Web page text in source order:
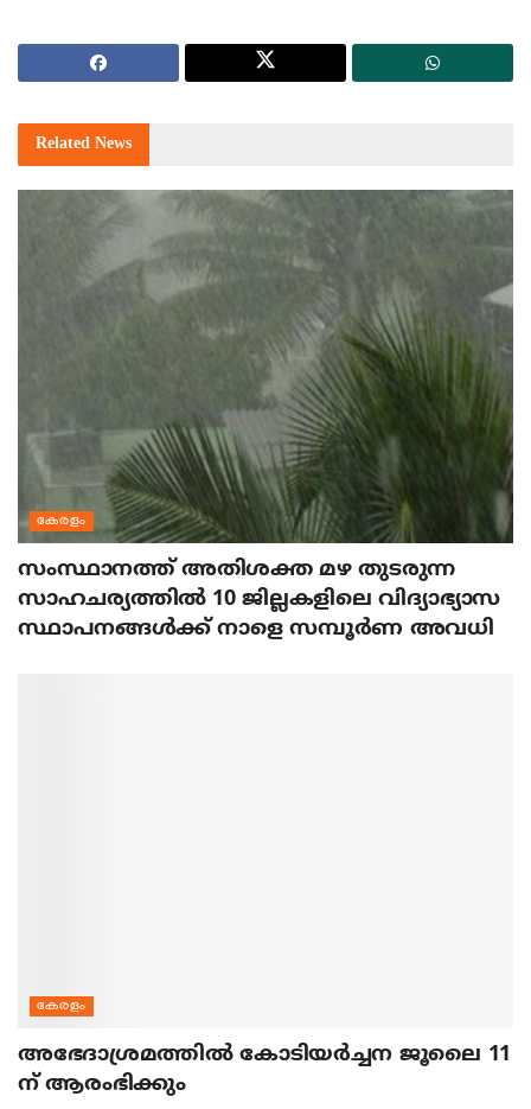
Related News
കേരളം
സംസ്ഥാനത്ത് അതിശക്ത മഴ തുടരുന്ന
സാഹചര്യത്തിൽ 10 ജില്ലകളിലെ വിദ്യാഭ്യാസ
സ്ഥാപനങ്ങൾക്ക് നാളെ സമ്പൂർണ അവധി
കേരളം
അഭേദാശ്രമത്തില്‍ കോടിയര്‍ച്ചന ജൂലൈ 11
ന് ആരംഭിക്കും